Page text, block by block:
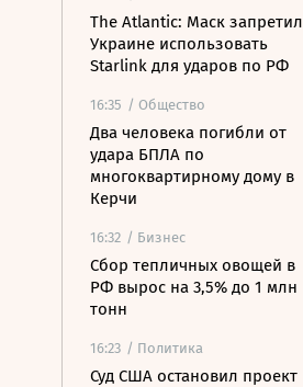
The Atlantic: Маск запретил
Украине использовать
Starlink для ударов по РФ
16:35 / Общество
Два человека погибли от
удара БПЛА по
многоквартирному дому в
Керчи
16:32 / Бизнес
Сбор тепличных овощей в
РФ вырос на 3,5% до 1 млн
тонн
16:23 / Политика
Суд США остановил проект